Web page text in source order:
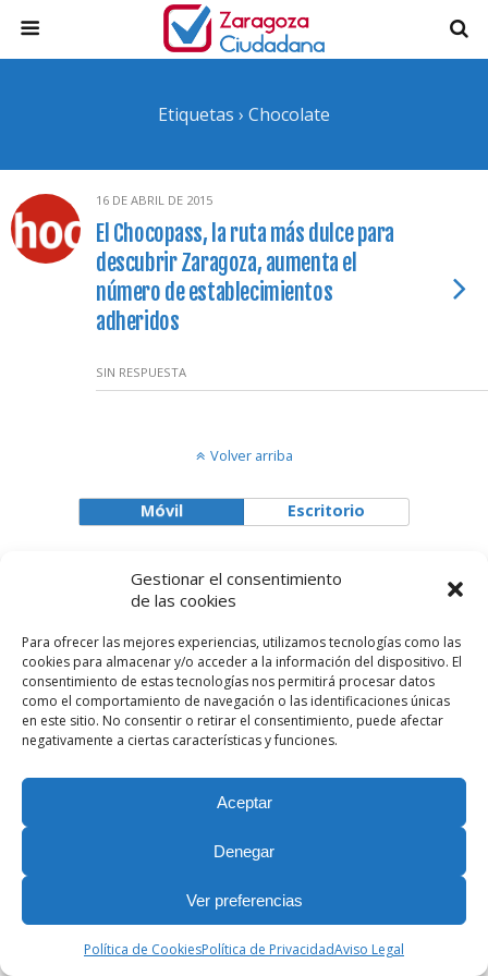
Gestionar el consentimiento
de las cookies
Para ofrecer las mejores experiencias, utilizamos tecnologías como las
cookies para almacenar y/o acceder a la información del dispositivo. El
consentimiento de estas tecnologías nos permitirá procesar datos
como el comportamiento de navegación o las identificaciones únicas
en este sitio. No consentir o retirar el consentimiento, puede afectar
negativamente a ciertas características y funciones.
Aceptar
Denegar
Ver preferencias
Política de CookiesPolítica de PrivacidadAviso Legal
Etiquetas › Chocolate
16 DE ABRIL DE 2015
El Chocopass, la ruta más dulce para
descubrir Zaragoza, aumenta el
número de establecimientos
adheridos
SIN RESPUESTA
Volver arriba
Móvil Escritorio